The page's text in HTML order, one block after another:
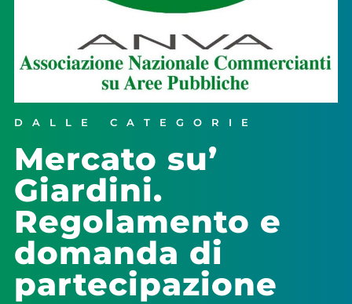
DALLE CATEGORIE
Mercato su’
Giardini.
Regolamento e
domanda di
partecipazione